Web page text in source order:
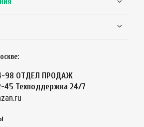
98 ОТДЕЛ ПРОДАЖ
45 Техподдержка 24/7